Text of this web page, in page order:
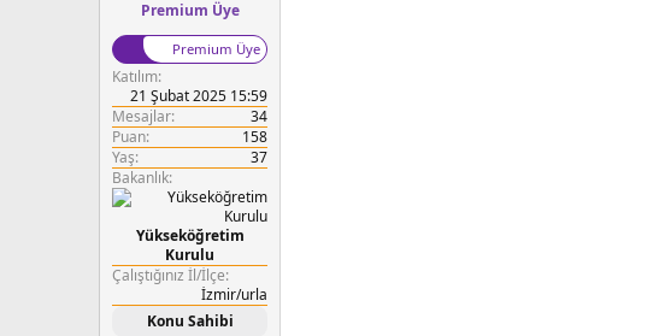
Premium Üye
Premium Üye
Katılım
21 Şubat 2025 15:59
Mesajlar
34
Puan
158
Yaş
37
Bakanlık
Yükseköğretim
Kurulu
Çalıştığınız İl/İlçe
İzmir/urla
Konu Sahibi